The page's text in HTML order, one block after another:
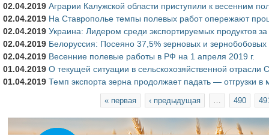
02.04.2019 Аграрии Калужской области приступили к весенним
02.04.2019 На Ставрополье темпы полевых работ опережают
02.04.2019 Украина: Лидером среди экспортируемых продуктов
02.04.2019 Белоруссия: Посеяно 37,5% зерновых и зернобобовых
02.04.2019 Весенние полевые работы в РФ на 1 апреля 2019 г.
01.04.2019 О текущей ситуации в сельскохозяйственной отрасли
01.04.2019 Темп экспорта зерна продолжает падать — отгрузки в
« первая ‹ предыдущая 490